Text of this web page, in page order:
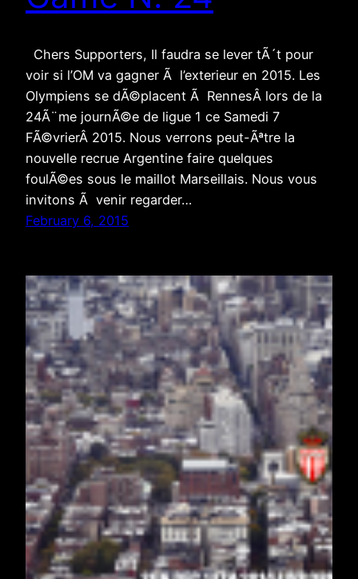
Chers Supporters, Il faudra se lever tÃ´t pour
voir si l’OM va gagner Ã l’exterieur en 2015. Les
Olympiens se dÃ©placent Ã RennesÂ lors de la
24Ã¨me journÃ©e de ligue 1 ce Samedi 7
FÃ©vrierÂ 2015. Nous verrons peut-Ãªtre la
nouvelle recrue Argentine faire quelques
foulÃ©es sous le maillot Marseillais. Nous vous
invitons Ã venir regarder…
February 6, 2015